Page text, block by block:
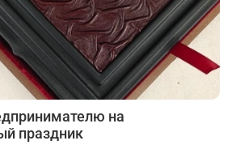
на
праздник